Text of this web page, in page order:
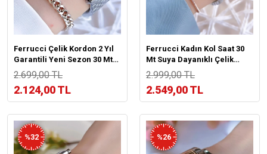
Ferrucci Çelik Kordon 2 Yıl
Garantili Yeni Sezon 30 Mt
Suya Dayanıklı Kadın Kol
Saati BFC.033889.01X
2.699,00 TL
2.124,00 TL
Ferrucci Kadın Kol Saat 30
Mt Suya Dayanıklı Çelik
Kordon Kararmaz Renk
Atmaz+Bileklik BFC.03329.2
2.999,00 TL
2.549,00 TL
%32 %26